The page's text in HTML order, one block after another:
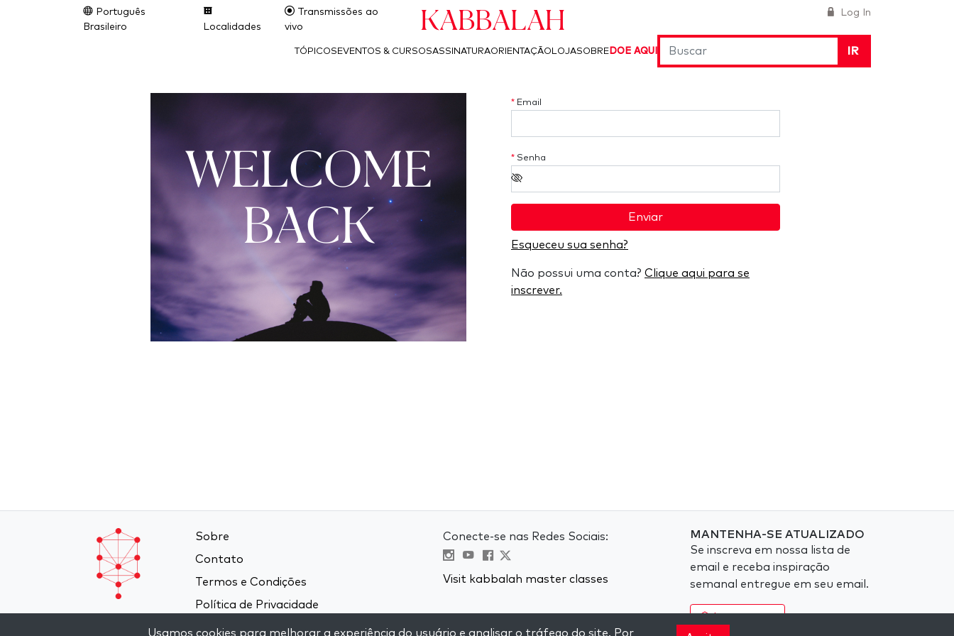
Log In
Português
Brasileiro
Localidades
Transmissões ao
vivo
Kabbalah
IR
TÓPICOS EVENTOS & CURSOSASSINATURAORIENTAÇÃO LOJASOBRE DOE AQUI
WELCOME
BACK
* Email
* Senha
Enviar
Esqueceu sua senha?
Não possui uma conta? Clique aqui para se
inscrever.
Sobre
Contato
Termos e Condições
Política de Privacidade
Conecte-se nas Redes Sociais:
Visit kabbalah master classes
MANTENHA-SE ATUALIZADO
Se inscreva em nossa lista de
email e receba inspiração
semanal entregue em seu email.
Usamos cookies para melhorar a experiência do usuário e analisar o tráfego do site. Por